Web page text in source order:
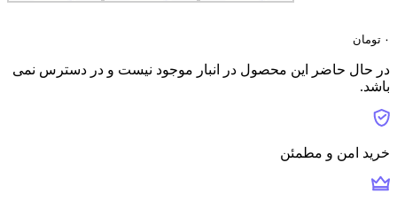
۰ تومان
در حال حاضر این محصول در انبار موجود نیست و در دسترس نمی
باشد.
خرید امن و مطمئن